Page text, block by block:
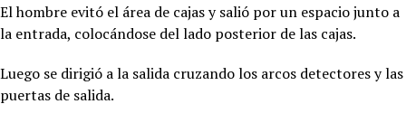
El hombre evitó el área de cajas y salió por un espacio junto a
la entrada, colocándose del lado posterior de las cajas.
Luego se dirigió a la salida cruzando los arcos detectores y las
puertas de salida.